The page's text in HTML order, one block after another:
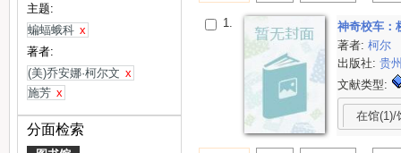
主题:
蝙蝠蛾科 x
著者:
(美)乔安娜·柯尔文 x
施芳 x
分面检索
1.
神奇校车：
著者:柯尔
出版社:贵
文献类型:
在馆(1)/